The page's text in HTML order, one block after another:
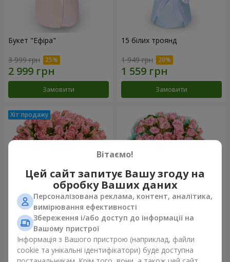
Букет "Ефіра"
3 999 грн
Замовити
15 білих троянд
1 949 грн
Замовити
Квіти в коробці "Рожевий
оазис"
2 749 грн
Композиція "Балада про
маму"
2 124 грн
Вітаємо!
Цей сайт запитує Вашу згоду на
обробку Ваших даних
Персоналізована реклама, контент, аналітика,
вимірювання ефективності
Збереження і/або доступ до інформації на
Вашому пристрої
Інформація з Вашого пристрою (наприклад, файли
cookie та унікальні ідентифікатори) буде доступна